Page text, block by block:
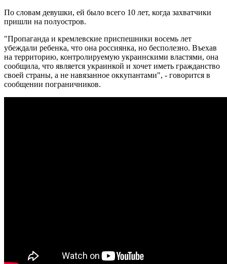
По словам девушки, ей было всего 10 лет, когда захватчики
пришли на полуостров.
"Пропаганда и кремлевские приспешники восемь лет
убеждали ребенка, что она россиянка, но бесполезно. Въехав
на территорию, контролируемую украинскими властями, она
сообщила, что является украинкой и хочет иметь гражданство
своей страны, а не навязанное оккупантами", - говорится в
сообщении пограничников.